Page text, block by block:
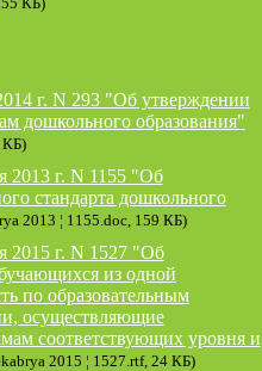
г. N 293 "Об утверждении
дошкольного образования"
КБ)
2013 г. N 1155 "Об
стандарта дошкольного
2013 ¦ 1155.doc, 159 КБ)
2015 г. N 1527 "Об
из одной
по образовательным
осуществляющие
соответствующих уровня и
2015 ¦ 1527.rtf, 24 КБ)